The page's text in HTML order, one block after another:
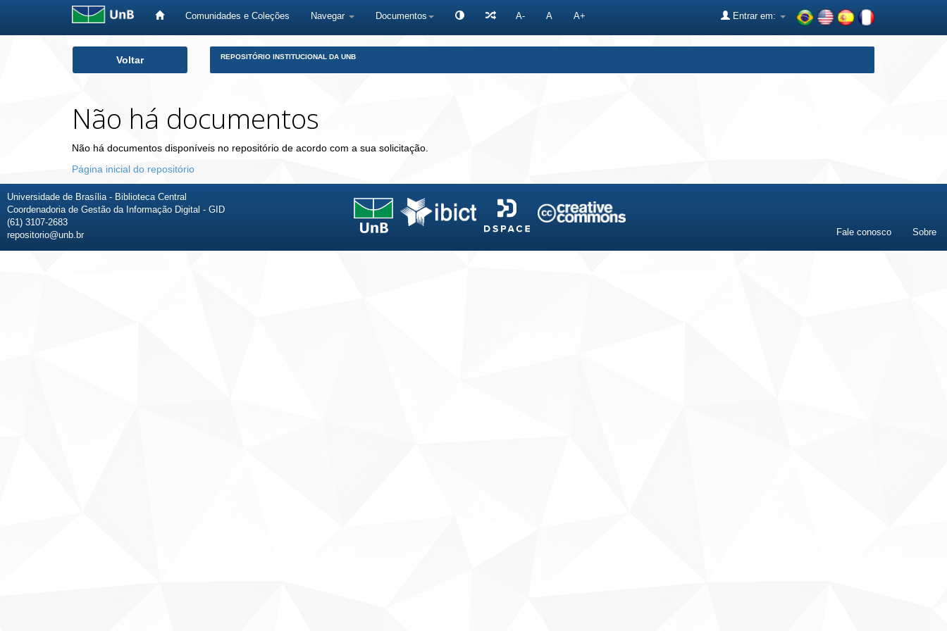
Comunidades e Coleções Navegar Documentos A- A A+ Entrar em:
Voltar REPOSITÓRIO INSTITUCIONAL DA UNB
Não há documentos
Não há documentos disponíveis no repositório de acordo com a sua solicitação.
Página inicial do repositório
Universidade de Brasília - Biblioteca Central
Coordenadoria de Gestão da Informação Digital - GID
(61) 3107-2683
repositorio@unb.br
Fale conosco Sobre